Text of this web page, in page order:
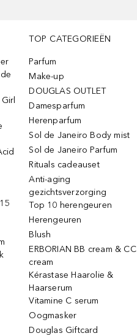
TOP CATEGORIEËN
Parfum
Make-up
DOUGLAS OUTLET
Damesparfum
Herenparfum
Sol de Janeiro Body mist
Sol de Janeiro Parfum
Rituals cadeauset
Anti-aging
gezichtsverzorging
Top 10 herengeuren
Herengeuren
Blush
ERBORIAN BB cream & CC
cream
Kérastase Haarolie &
Haarserum
Vitamine C serum
Oogmasker
Douglas Giftcard